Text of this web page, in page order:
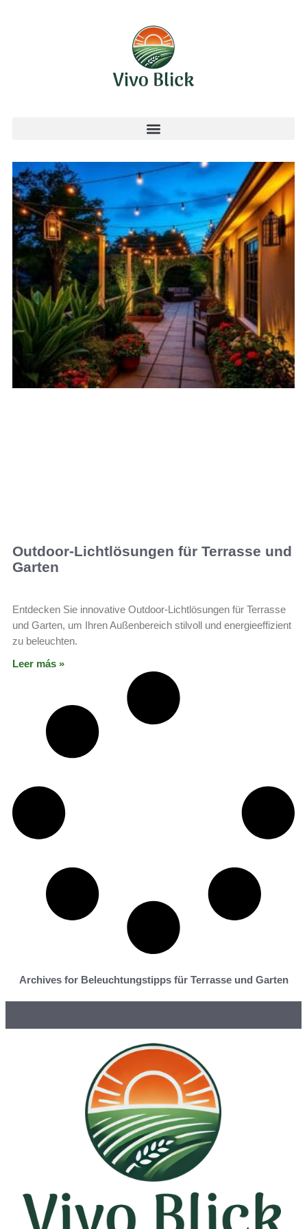
Outdoor-Lichtlösungen für Terrasse und
Garten
Entdecken Sie innovative Outdoor-Lichtlösungen für Terrasse
und Garten, um Ihren Außenbereich stilvoll und energieeffizient
zu beleuchten.
Leer más »
Archives for Beleuchtungstipps für Terrasse und Garten